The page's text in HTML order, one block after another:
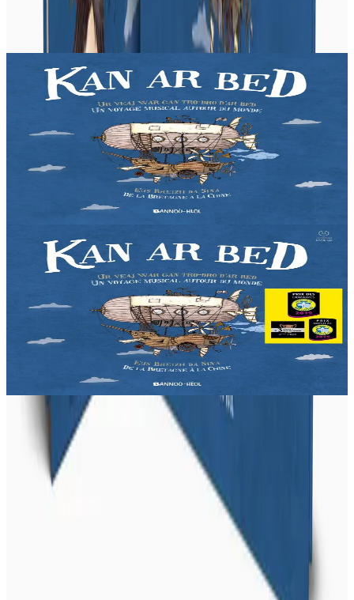
Produits en rapport
Bannoù-heol
Kan ar Bed - CD
Liza vit dans les Monts d'Arrée, au cœur de la Bretagne. Une nuit,
la jeune fille décide de partir à la découverte du monde. Une
invitation au voyage à travers...
Bannoù-heol
Kan ar Bed - Livre-CD
Liza vit dans les Monts d'Arrée, au cœur de la Bretagne. Une nuit,
la jeune fille décide de partir à la découverte du monde. Une
invitation au voyage à travers...
Acheter